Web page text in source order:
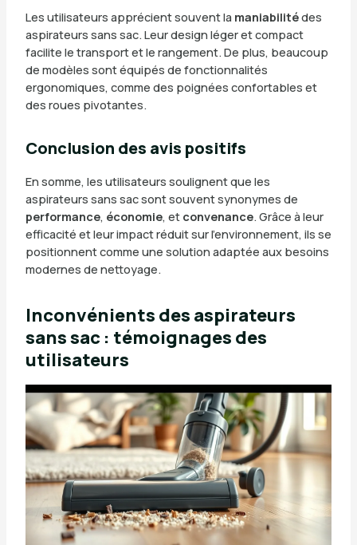
Les utilisateurs apprécient souvent la maniabilitédes
aspirateurs sans sac. Leur design léger et compact
facilite le transport et le rangement. De plus, beaucoup
de modèles sont équipés de fonctionnalités
ergonomiques, comme des poignées confortables et
des roues pivotantes.
Conclusion des avis positifs
En somme, les utilisateurs soulignent que les
aspirateurs sans sac sont souvent synonymes de
performance, économie, et convenance. Grâce à leur
efficacité et leur impact réduit sur l’environnement, ils se
positionnent comme une solution adaptée aux besoins
modernes de nettoyage.
Inconvénients des aspirateurs
sans sac : témoignages des
utilisateurs